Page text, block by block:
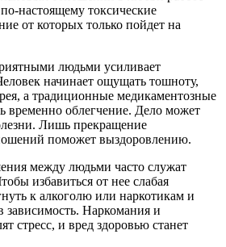
настоящему токсические
от которых только пойдет на
людьми усиливает
начинает ощущать тошноту,
а традиционные медикаментозные
временно облегчение. Дело может
Лишь прекращение
поможет выздоровлению.
между людьми часто служат
избавиться от нее слабая
к алкоголю или наркотикам и
зависимость. Наркомания и
стресс, и вред здоровью станет